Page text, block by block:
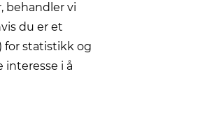
behandler vi
du er et
for statistikk og
interesse i å